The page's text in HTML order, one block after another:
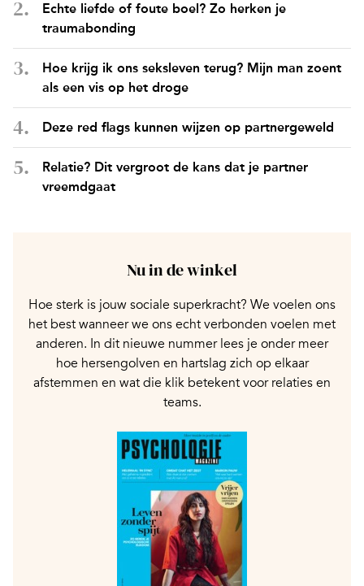
Echte liefde of foute boel? Zo herken je
traumabonding
Hoe krijg ik ons seksleven terug? Mijn man zoent
als een vis op het droge
Deze red flags kunnen wijzen op partnergeweld
Relatie? Dit vergroot de kans dat je partner
vreemdgaat
Nu in de winkel
Hoe sterk is jouw sociale superkracht? We voelen ons
het best wanneer we ons echt verbonden voelen met
anderen. In dit nieuwe nummer lees je onder meer
hoe hersengolven en hartslag zich op elkaar
afstemmen en wat die klik betekent voor relaties en
teams.